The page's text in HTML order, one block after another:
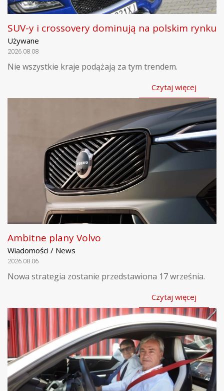
SUV-y i crossovery dominują na polskim rynku
Używane
2026.08.08
Nie wszystkie kraje podążają za tym trendem.
Czytaj więcej
Ambitne plany Volvo
Wiadomości / News
2026.08.06
Nowa strategia zostanie przedstawiona 17 września.
Czytaj więcej